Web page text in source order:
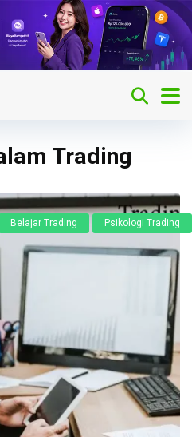
Trading
Belajar Trading Psikologi Trading